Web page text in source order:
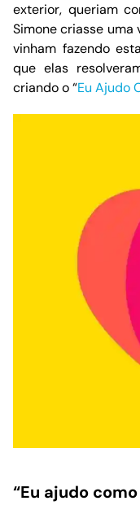
exterior, queriam
Simone criasse uma
vinham fazendo
que elas
criando o “Eu Ajudo
“Eu ajudo